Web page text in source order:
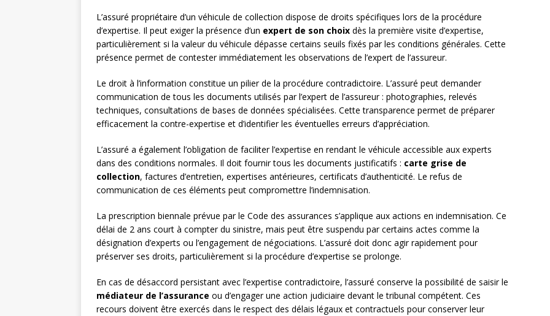
L’assuré propriétaire d’un véhicule de collection dispose de droits spécifiques lors de la procédure
d’expertise. Il peut exiger la présence d’un expert de son choix dès la première visite d’expertise,
particulièrement si la valeur du véhicule dépasse certains seuils fixés par les conditions générales. Cette
présence permet de contester immédiatement les observations de l’expert de l’assureur.
Le droit à l’information constitue un pilier de la procédure contradictoire. L’assuré peut demander
communication de tous les documents utilisés par l’expert de l’assureur : photographies, relevés
techniques, consultations de bases de données spécialisées. Cette transparence permet de préparer
efficacement la contre-expertise et d’identifier les éventuelles erreurs d’appréciation.
L’assuré a également l’obligation de faciliter l’expertise en rendant le véhicule accessible aux experts
dans des conditions normales. Il doit fournir tous les documents justificatifs : carte grise de
collection, factures d’entretien, expertises antérieures, certificats d’authenticité. Le refus de
communication de ces éléments peut compromettre l’indemnisation.
La prescription biennale prévue par le Code des assurances s’applique aux actions en indemnisation. Ce
délai de 2 ans court à compter du sinistre, mais peut être suspendu par certains actes comme la
désignation d’experts ou l’engagement de négociations. L’assuré doit donc agir rapidement pour
préserver ses droits, particulièrement si la procédure d’expertise se prolonge.
En cas de désaccord persistant avec l’expertise contradictoire, l’assuré conserve la possibilité de saisir le
médiateur de l’assurance ou d’engager une action judiciaire devant le tribunal compétent. Ces
recours doivent être exercés dans le respect des délais légaux et contractuels pour conserver leur